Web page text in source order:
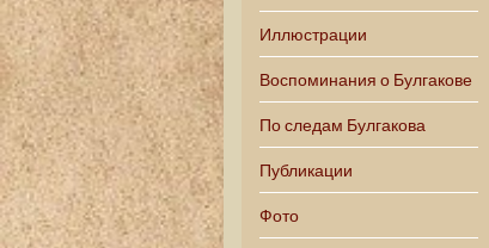
Иллюстрации
Воспоминания о Булгакове
По следам Булгакова
Публикации
Фото